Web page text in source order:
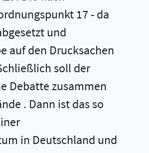
17 - da
und
auf den Drucksachen
soll der
Debatte zusammen
. Dann ist das so
in Deutschland und